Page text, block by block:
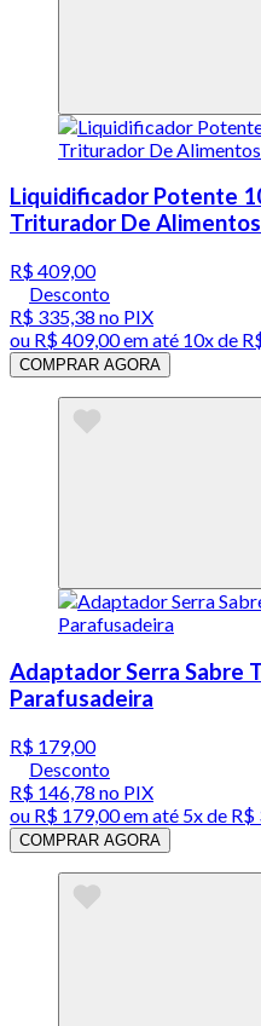
Liquidificador Potente
Triturador De
R$ 409,00
Desconto
R$ 335,38 no PIX
ou R$ 409,00em até 10x de
COMPRAR AGORA
Adaptador Serra Sabre
Parafusadeira
R$ 179,00
Desconto
R$ 146,78 no PIX
ou R$ 179,00em até 5x de R$
COMPRAR AGORA